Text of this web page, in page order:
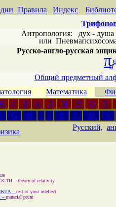
Правила Индекс
Антропология: дух - душа
или
Русско-англо-русская
πσ
Общий предметный
Математика
З И К Л М Н О П
G H I J K L M N
Русский,
– theory of relativity
– test of your intellect
– material point